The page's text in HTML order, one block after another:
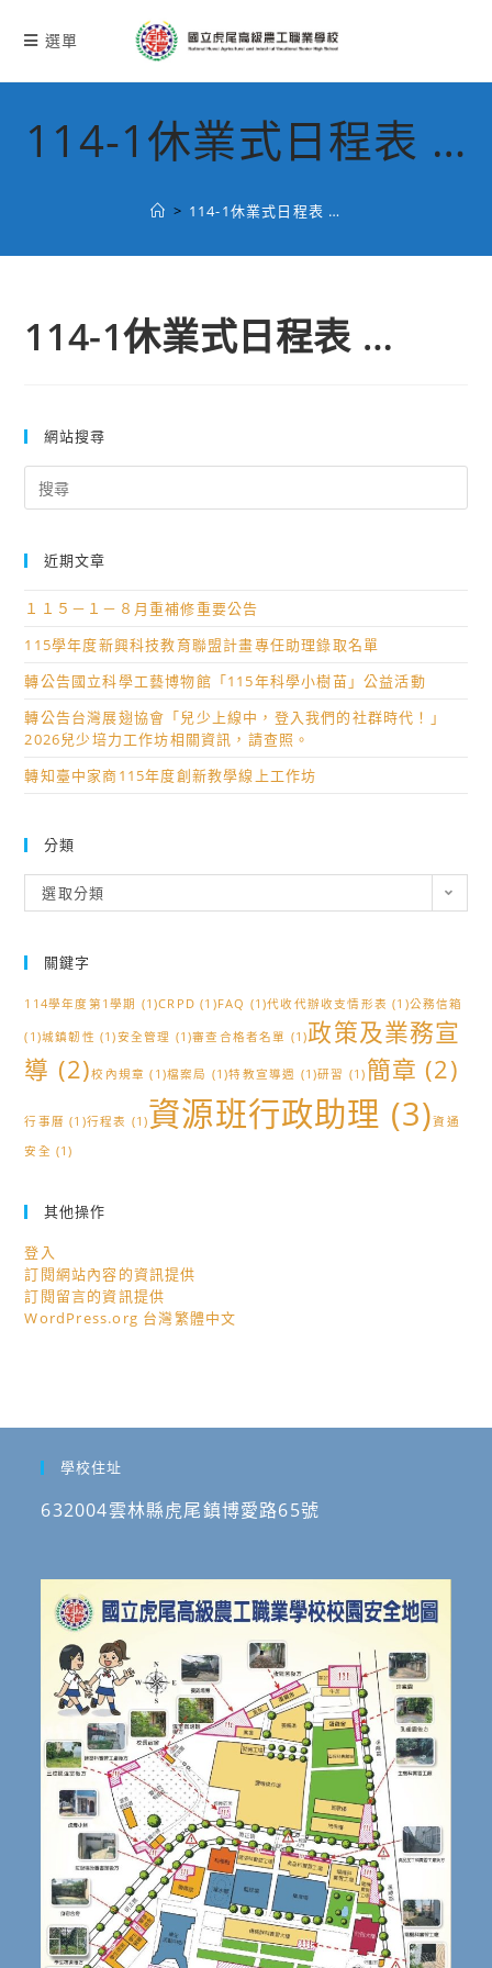
選單
114-1休業式日程表 …
> 114-1休業式日程表 …
114-1休業式日程表 …
網站搜尋
for:
近期文章
１１５－１－８月重補修重要公告
115學年度新興科技教育聯盟計畫專任助理錄取名單
轉公告國立科學工藝博物館「115年科學小樹苗」公益活動
轉公告台灣展翅協會「兒少上線中，登入我們的社群時代！」
2026兒少培力工作坊相關資訊，請查照。
轉知臺中家商115年度創新教學線上工作坊
分類
類
選取分類
關鍵字
114學年度第1學期 (1)CRPD (1)FAQ (1)代收代辦收支情形表 (1)公務信箱
(1)城鎮韌性 (1)安全管理 (1)審查合格者名單 (1)政策及業務宣
導 (2)校內規章 (1)檔案局 (1)特教宣導週 (1)研習 (1) 簡章 (2)
行事曆 (1)行程表 (1)資源班行政助理 (3)資通
安全 (1)
其他操作
登入
訂閱網站內容的資訊提供
訂閱留言的資訊提供
WordPress.org 台灣繁體中文
學校住址
632004雲林縣虎尾鎮博愛路65號